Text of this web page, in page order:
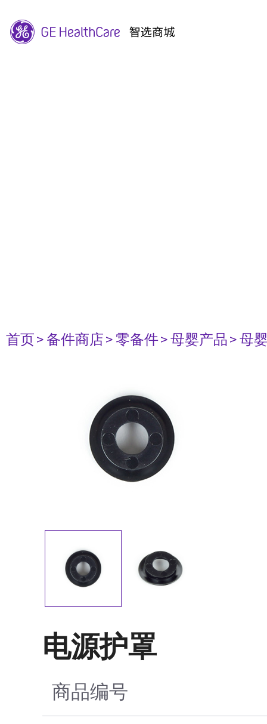
首页> 备件商店> 零备件> 母婴产品> 母
电源护罩
商品编号